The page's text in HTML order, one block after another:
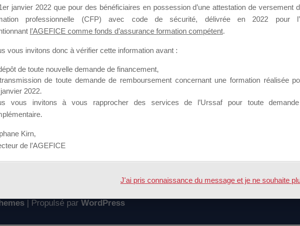
Organismes de Formation qui souhaitent répondre à l’Appel à Propositions Mallette du
dédié au support sur lequel il est possible de laisser un message ou poser une question.
inscrit(e)pour pouvoir rejoindre ce groupe
DPC mallette du dirigeant
| Propulsé par WordPress
janvier 2022 que pour des bénéficiaires en possession d’une attestation de versement
professionnelle (CFP) avec code de sécurité, délivrée en 2022 pour
l’AGEFICE comme fonds d’assurance formation compétent.
vous invitons donc à vérifier cette information avant :
de toute nouvelle demande de financement,
de toute demande de remboursement concernant une formation réalisée
2022.
vous invitons à vous rapprocher des services de l’Urssaf pour toute
Kirn,
de l’AGEFICE
J'ai pris connaissance du message et je ne souhaite